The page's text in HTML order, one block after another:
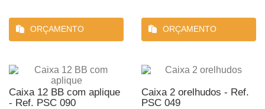
ORÇAMENTO ORÇAMENTO
Caixa 12 BB com aplique
- Ref. PSC 090
Caixa 2 orelhudos - Ref.
PSC 049